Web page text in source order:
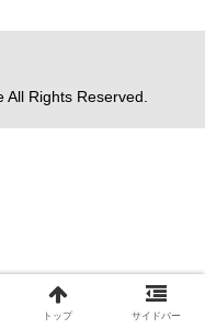
Rights Reserved.
トップ サイドバー